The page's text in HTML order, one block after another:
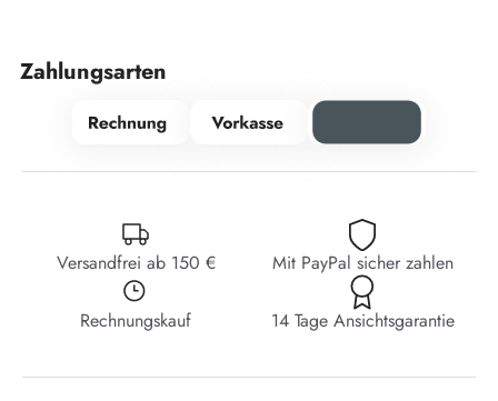
Zahlungsarten
Versandfrei ab 150 € Mit PayPal sicher zahlen
Rechnungskauf 14 Tage Ansichtsgarantie